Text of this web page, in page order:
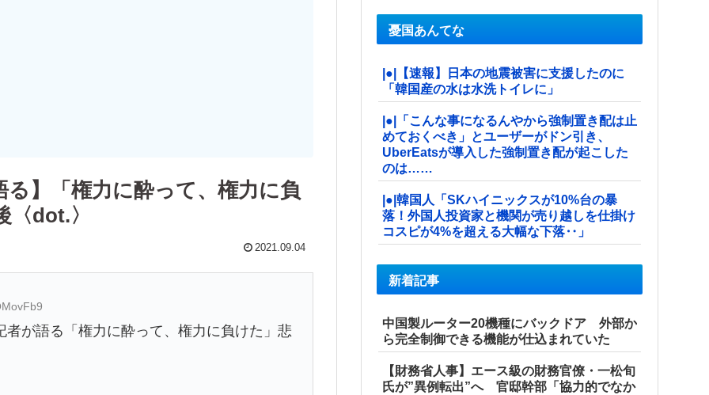
】「権力に酔って、権力に負
dot.〉
2021.09.04
が語る「権力に酔って、権力に負けた」悲
憂国あんてな
|●|【速報】日本の地震被害に支援したのに
「韓国産の水は水洗トイレに」
|●|「こんな事になるんやから強制置き配は止
めておくべき」とユーザーがドン引き、
UberEatsが導入した強制置き配が起こした
のは……
|●|韓国人「SKハイニックスが10%台の暴
落！外国人投資家と機関が売り越しを仕掛け
コスピが4%を超える大幅な下落‥」
新着記事
中国製ルーター20機種にバックドア 外部か
ら完全制御できる機能が仕込まれていた
【財務省人事】エース級の財務官僚・一松旬
氏が”異例転出”へ 官邸幹部「協力的でなか